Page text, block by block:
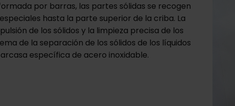
por barras, las partes sólidas se recogen
hasta la parte superior de la criba. La
de los sólidos y la limpieza precisa de los
de la separación de los sólidos de los líquidos
específica de acero inoxidable.